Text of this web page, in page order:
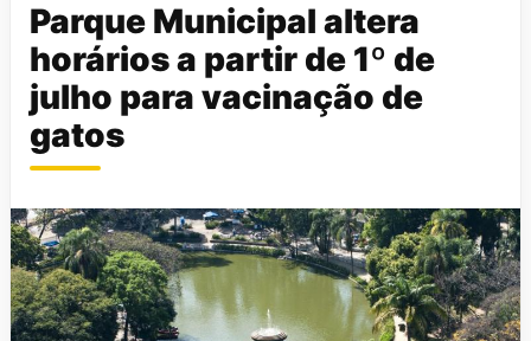
Parque Municipal altera
horários a partir de 1º de
julho para vacinação de
gatos